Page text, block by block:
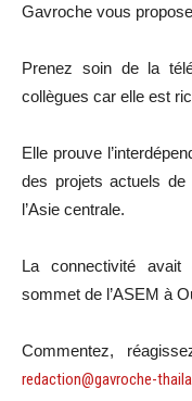
Gavroche vous
Prenez soin de la
collègues car elle est
Elle prouve
des projets actuels
l’Asie centrale.
La connectivité
sommet de l’ASEM à
Commentez,
redaction@gavroche-